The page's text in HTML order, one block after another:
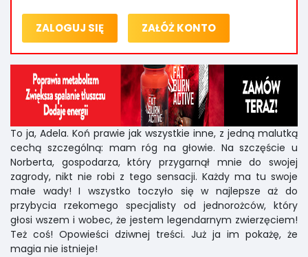
ZALOGUJ SIĘ ZAŁÓŻ KONTO
To ja, Adela. Koń prawie jak wszystkie inne, z jedną malutką
cechą szczególną: mam róg na głowie. Na szczęście u
Norberta, gospodarza, który przygarnął mnie do swojej
zagrody, nikt nie robi z tego sensacji. Każdy ma tu swoje
małe wady! I wszystko toczyło się w najlepsze aż do
przybycia rzekomego specjalisty od jednorożców, który
głosi wszem i wobec, że jestem legendarnym zwierzęciem!
Też coś! Opowieści dziwnej treści. Już ja im pokażę, że
magia nie istnieje!